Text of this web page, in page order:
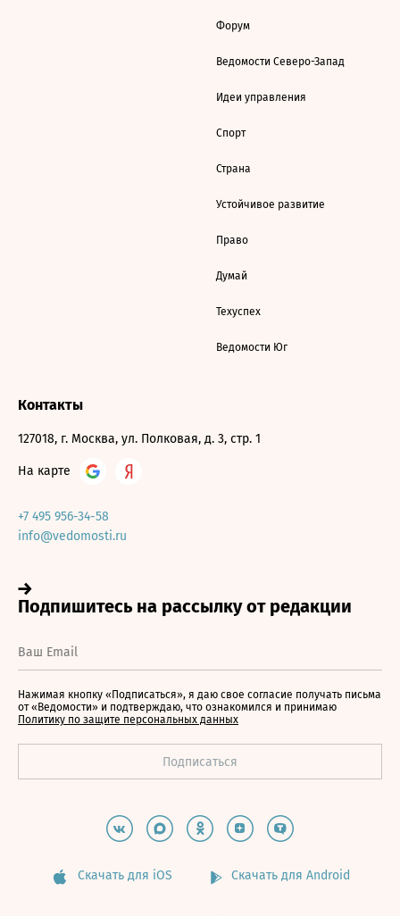
Форум
Ведомости Северо-Запад
Идеи управления
Спорт
Страна
Устойчивое развитие
Право
Думай
Техуспех
Ведомости Юг
Контакты
127018, г. Москва, ул. Полковая, д. 3, стр. 1
На карте
+7 495 956-34-58
info@vedomosti.ru
Нажимая кнопку «Подписаться», я даю свое согласие получать письма
от «Ведомости» и подтверждаю, что ознакомился и принимаю
Политику по защите персональных данных
Скачать для iOS Скачать для Android